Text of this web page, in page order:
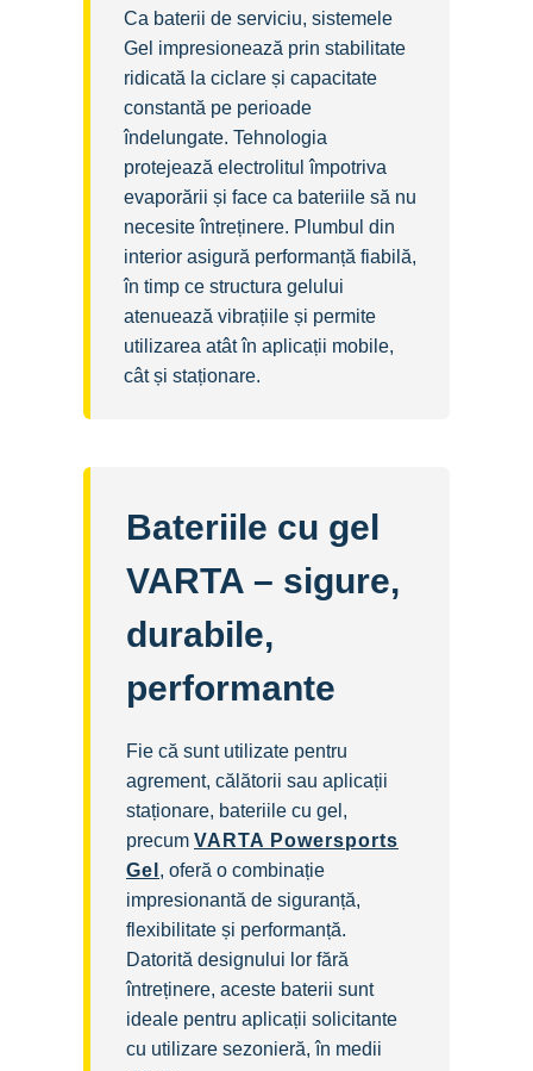
Ca baterii de serviciu, sistemele
Gel impresionează prin stabilitate
ridicată la ciclare și capacitate
constantă pe perioade
îndelungate. Tehnologia
protejează electrolitul împotriva
evaporării și face ca bateriile să nu
necesite întreținere. Plumbul din
interior asigură performanță fiabilă,
în timp ce structura gelului
atenuează vibrațiile și permite
utilizarea atât în aplicații mobile,
cât și staționare.
Bateriile cu gel
VARTA – sigure,
durabile,
performante
Fie că sunt utilizate pentru
agrement, călătorii sau aplicații
staționare, bateriile cu gel,
precum VARTA Powersports
Gel , oferă o combinație
impresionantă de siguranță,
flexibilitate și performanță.
Datorită designului lor fără
întreținere, aceste baterii sunt
ideale pentru aplicații solicitante
cu utilizare sezonieră, în medii